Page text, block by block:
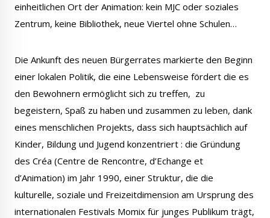
Conseil Municipal Transition écologique
Qualité de l'air Economie locale
Associations Agora
einheitlichen Ort der Animation: kein MJC oder soziales
Zentrum, keine Bibliothek, neue Viertel ohne Schulen…
Die Ankunft des neuen Bürgerrates markierte den Beginn
einer lokalen Politik, die eine Lebensweise fördert die es
den Bewohnern ermöglicht sich zu treffen, zu
begeistern, Spaß zu haben und zusammen zu leben, dank
eines menschlichen Projekts, dass sich hauptsächlich auf
Kinder, Bildung und Jugend konzentriert : die Gründung
des Créa (Centre de Rencontre, d’Echange et
d’Animation) im Jahr 1990, einer Struktur, die die
kulturelle, soziale und Freizeitdimension am Ursprung des
internationalen Festivals Momix für junges Publikum trägt,